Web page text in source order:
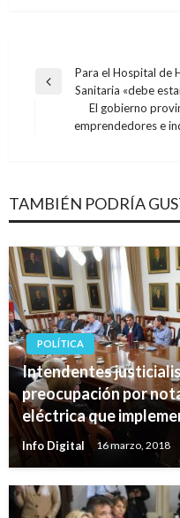
Navegación
entradas
Entrada
Para el Hospital de
Sanitaria «debe
Entrada
El gobierno
emprendedores e
TAMBIÉN PODRÍA
POLÍTICA
Intendentes
preocupación por
eléctrica que
Info Digital 16 marzo, 2018